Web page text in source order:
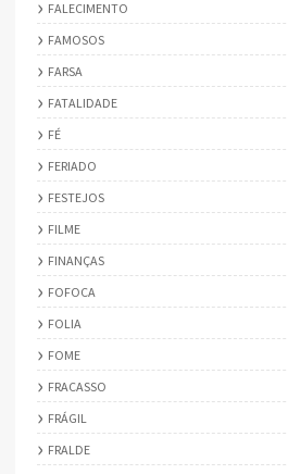
FALECIMENTO
FAMOSOS
FARSA
FATALIDADE
FÉ
FERIADO
FESTEJOS
FILME
FINANÇAS
FOFOCA
FOLIA
FOME
FRACASSO
FRÁGIL
FRALDE